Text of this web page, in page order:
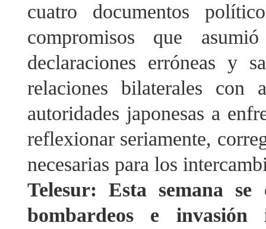
cuatro documentos
compromisos que
declaraciones erróneas y
relaciones bilaterales con
autoridades japonesas a
reflexionar seriamente,
necesarias para los
Telesur: Esta semana se
bombardeos e